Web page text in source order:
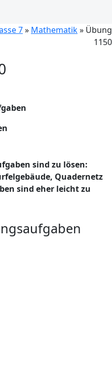
7» Mathematik» Übung
1150
sind zu lösen:
Quadernetz
sind eher leicht zu